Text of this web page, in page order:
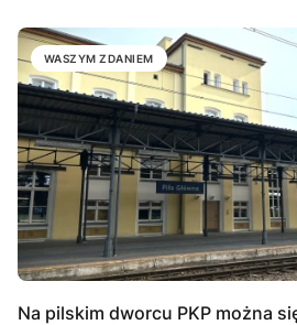
WASZYM ZDANIEM
Na pilskim dworcu PKP można